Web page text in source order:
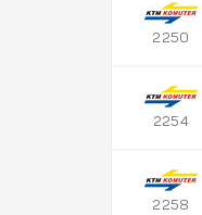
2250
2254
2258